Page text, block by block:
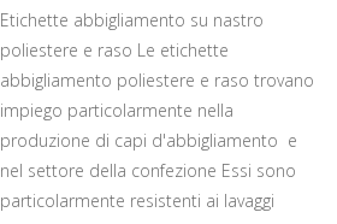
Etichette abbigliamento su nastro
poliestere e raso Le etichette
abbigliamento poliestere e raso trovano
impiego particolarmente nella
produzione di capi d'abbigliamento e
nel settore della confezione Essi sono
particolarmente resistenti ai lavaggi